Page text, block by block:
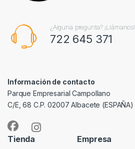
¿Alguna pregunta? ¡Llámanos!
722 645 371
Información de contacto
Parque Empresarial Campollano
C/E, 68 C.P. 02007 Albacete (ESPAÑA)
Tienda Empresa